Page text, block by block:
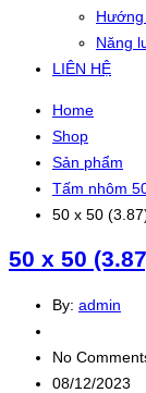
Năng
LIÊN HỆ
Home
Shop
Sản phẩm
Tấm nhôm
50 x 50
50 x 50
By: admin
No
08/12/2023